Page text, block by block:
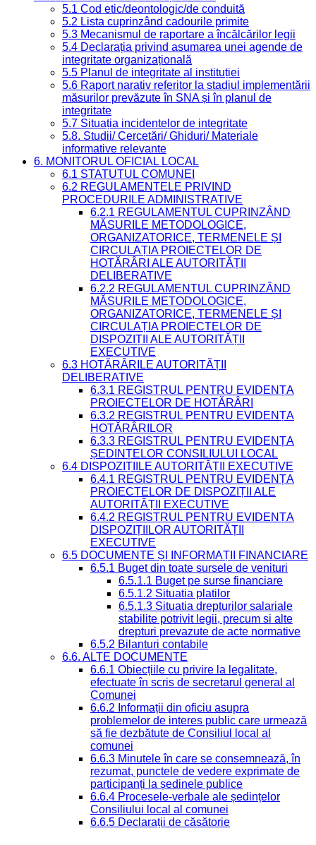
5.1 Cod etic/deontologic/de conduită
5.2 Lista cuprinzând cadourile primite
5.3 Mecanismul de raportare a încălcărilor legii
5.4 Declarația privind asumarea unei agende de
integritate organizațională
5.5 Planul de integritate al instituției
5.6 Raport narativ referitor la stadiul implementării
măsurilor prevăzute în SNA și în planul de
integritate
5.7 Situația incidentelor de integritate
5.8. Studii/ Cercetări/ Ghiduri/ Materiale
informative relevante
6. MONITORUL OFICIAL LOCAL
6.1 STATUTUL COMUNEI
6.2 REGULAMENTELE PRIVIND
PROCEDURILE ADMINISTRATIVE
6.2.1 REGULAMENTUL CUPRINZÂND
MĂSURILE METODOLOGICE,
ORGANIZATORICE, TERMENELE ȘI
CIRCULAȚIA PROIECTELOR DE
HOTĂRÂRI ALE AUTORITĂȚII
DELIBERATIVE
6.2.2 REGULAMENTUL CUPRINZÂND
MĂSURILE METODOLOGICE,
ORGANIZATORICE, TERMENELE ȘI
CIRCULAȚIA PROIECTELOR DE
DISPOZIȚII ALE AUTORITĂȚII
EXECUTIVE
6.3 HOTĂRÂRILE AUTORITĂȚII
DELIBERATIVE
6.3.1 REGISTRUL PENTRU EVIDENȚA
PROIECTELOR DE HOTĂRÂRI
6.3.2 REGISTRUL PENTRU EVIDENȚA
HOTĂRÂRILOR
6.3.3 REGISTRUL PENTRU EVIDENȚA
ȘEDINȚELOR CONSILIULUI LOCAL
6.4 DISPOZIȚIILE AUTORITĂȚII EXECUTIVE
6.4.1 REGISTRUL PENTRU EVIDENȚA
PROIECTELOR DE DISPOZIȚII ALE
AUTORITĂȚII EXECUTIVE
6.4.2 REGISTRUL PENTRU EVIDENȚA
DISPOZIȚIILOR AUTORITĂȚII
EXECUTIVE
6.5 DOCUMENTE ȘI INFORMAȚII FINANCIARE
6.5.1 Buget din toate sursele de venituri
6.5.1.1 Buget pe surse financiare
6.5.1.2 Situatia platilor
6.5.1.3 Situatia drepturilor salariale
stabilite potrivit legii, precum si alte
drepturi prevazute de acte normative
6.5.2 Bilanturi contabile
6.6. ALTE DOCUMENTE
6.6.1 Obiecțiile cu privire la legalitate,
efectuate în scris de secretarul general al
Comunei
6.6.2 Informații din oficiu asupra
problemelor de interes public care urmează
să fie dezbătute de Consiliul local al
comunei
6.6.3 Minutele în care se consemnează, în
rezumat, punctele de vedere exprimate de
participanți la ședinele publice
6.6.4 Procesele-verbale ale ședințelor
Consiliului local al comunei
6.6.5 Declarații de căsătorie